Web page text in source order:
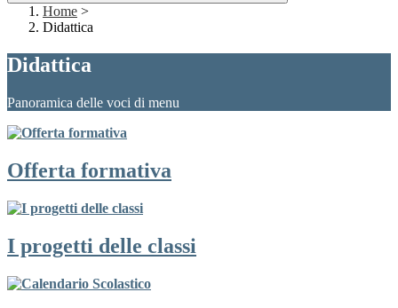
Home >
Didattica
Didattica
Panoramica delle voci di menu
Offerta formativa
I progetti delle classi